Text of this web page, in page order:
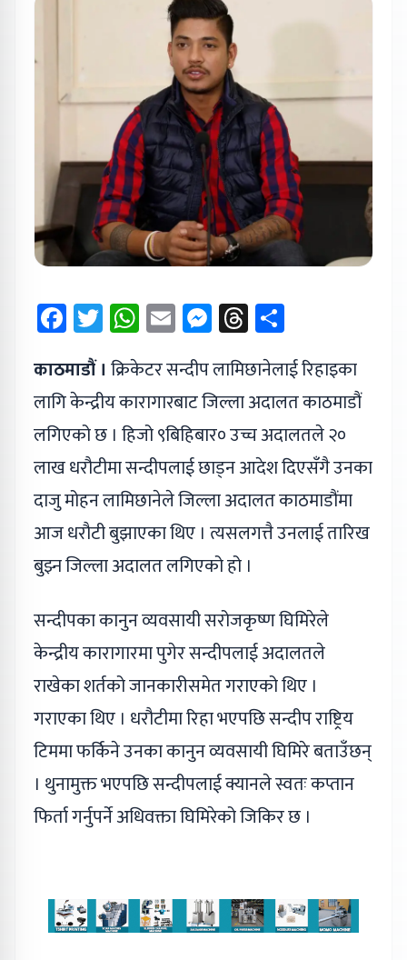
Facebook
Twitter
WhatsApp
EmailMessenger
Threads
काठमाडौं । क्रिकेटर सन्दीप लामिछानेलाई रिहाइका
लागि केन्द्रीय कारागारबाट जिल्ला अदालत काठमाडौं
लगिएको छ । हिजो ९बिहिबार० उच्च अदालतले २०
लाख धरौटीमा सन्दीपलाई छाड्न आदेश दिएसँगै उनका
दाजु मोहन लामिछानेले जिल्ला अदालत काठमाडौंमा
आज धरौटी बुझाएका थिए । त्यसलगत्तै उनलाई तारिख
बुझ्न जिल्ला अदालत लगिएको हो ।
सन्दीपका कानुन व्यवसायी सरोजकृष्ण घिमिरेले
केन्द्रीय कारागारमा पुगेर सन्दीपलाई अदालतले
राखेका शर्तको जानकारीसमेत गराएको थिए ।
गराएका थिए । धरौटीमा रिहा भएपछि सन्दीप राष्ट्रिय
टिममा फर्किने उनका कानुन व्यवसायी घिमिरे बताउँछन्
। थुनामुक्त भएपछि सन्दीपलाई क्यानले स्वतः कप्तान
फिर्ता गर्नुपर्ने अधिवक्ता घिमिरेको जिकिर छ ।